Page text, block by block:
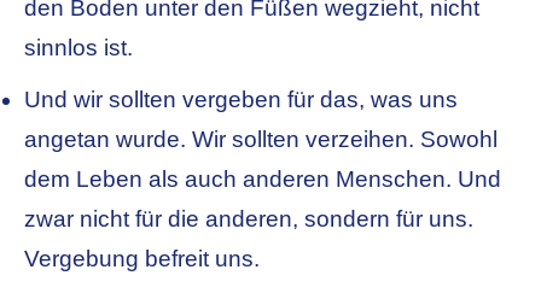
den Boden unter den Füßen wegzieht, nicht
sinnlos ist.
Und wir sollten vergeben für das, was uns
angetan wurde. Wir sollten verzeihen. Sowohl
dem Leben als auch anderen Menschen. Und
zwar nicht für die anderen, sondern für uns.
Vergebung befreit uns.